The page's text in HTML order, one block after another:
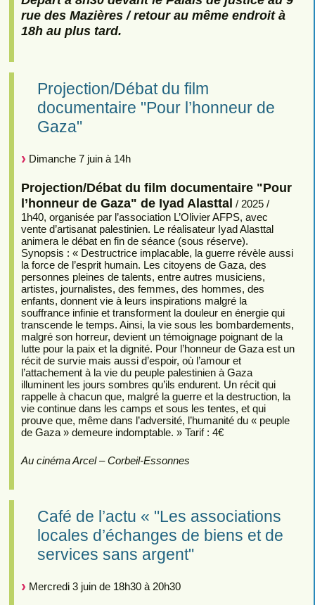
rue des Mazières / retour au même endroit à
18h au plus tard.
Projection/Débat du film
documentaire "Pour l’honneur de
Gaza"
Dimanche 7 juin à 14h
Projection/Débat du film documentaire "Pour
l’honneur de Gaza" de Iyad Alasttal / 2025 /
1h40, organisée par l’association L’Olivier AFPS, avec
vente d’artisanat palestinien. Le réalisateur Iyad Alasttal
animera le débat en fin de séance (sous réserve).
Synopsis : « Destructrice implacable, la guerre révèle aussi
la force de l’esprit humain. Les citoyens de Gaza, des
personnes pleines de talents, entre autres musiciens,
artistes, journalistes, des femmes, des hommes, des
enfants, donnent vie à leurs inspirations malgré la
souffrance infinie et transforment la douleur en énergie qui
transcende le temps. Ainsi, la vie sous les bombardements,
malgré son horreur, devient un témoignage poignant de la
lutte pour la paix et la dignité. Pour l’honneur de Gaza est un
récit de survie mais aussi d’espoir, où l’amour et
l’attachement à la vie du peuple palestinien à Gaza
illuminent les jours sombres qu’ils endurent. Un récit qui
rappelle à chacun que, malgré la guerre et la destruction, la
vie continue dans les camps et sous les tentes, et qui
prouve que, même dans l’adversité, l’humanité du « peuple
de Gaza » demeure indomptable. » Tarif : 4€
Au cinéma Arcel – Corbeil-Essonnes
Café de l’actu « "Les associations
locales d’échanges de biens et de
services sans argent"
Mercredi 3 juin de 18h30 à 20h30